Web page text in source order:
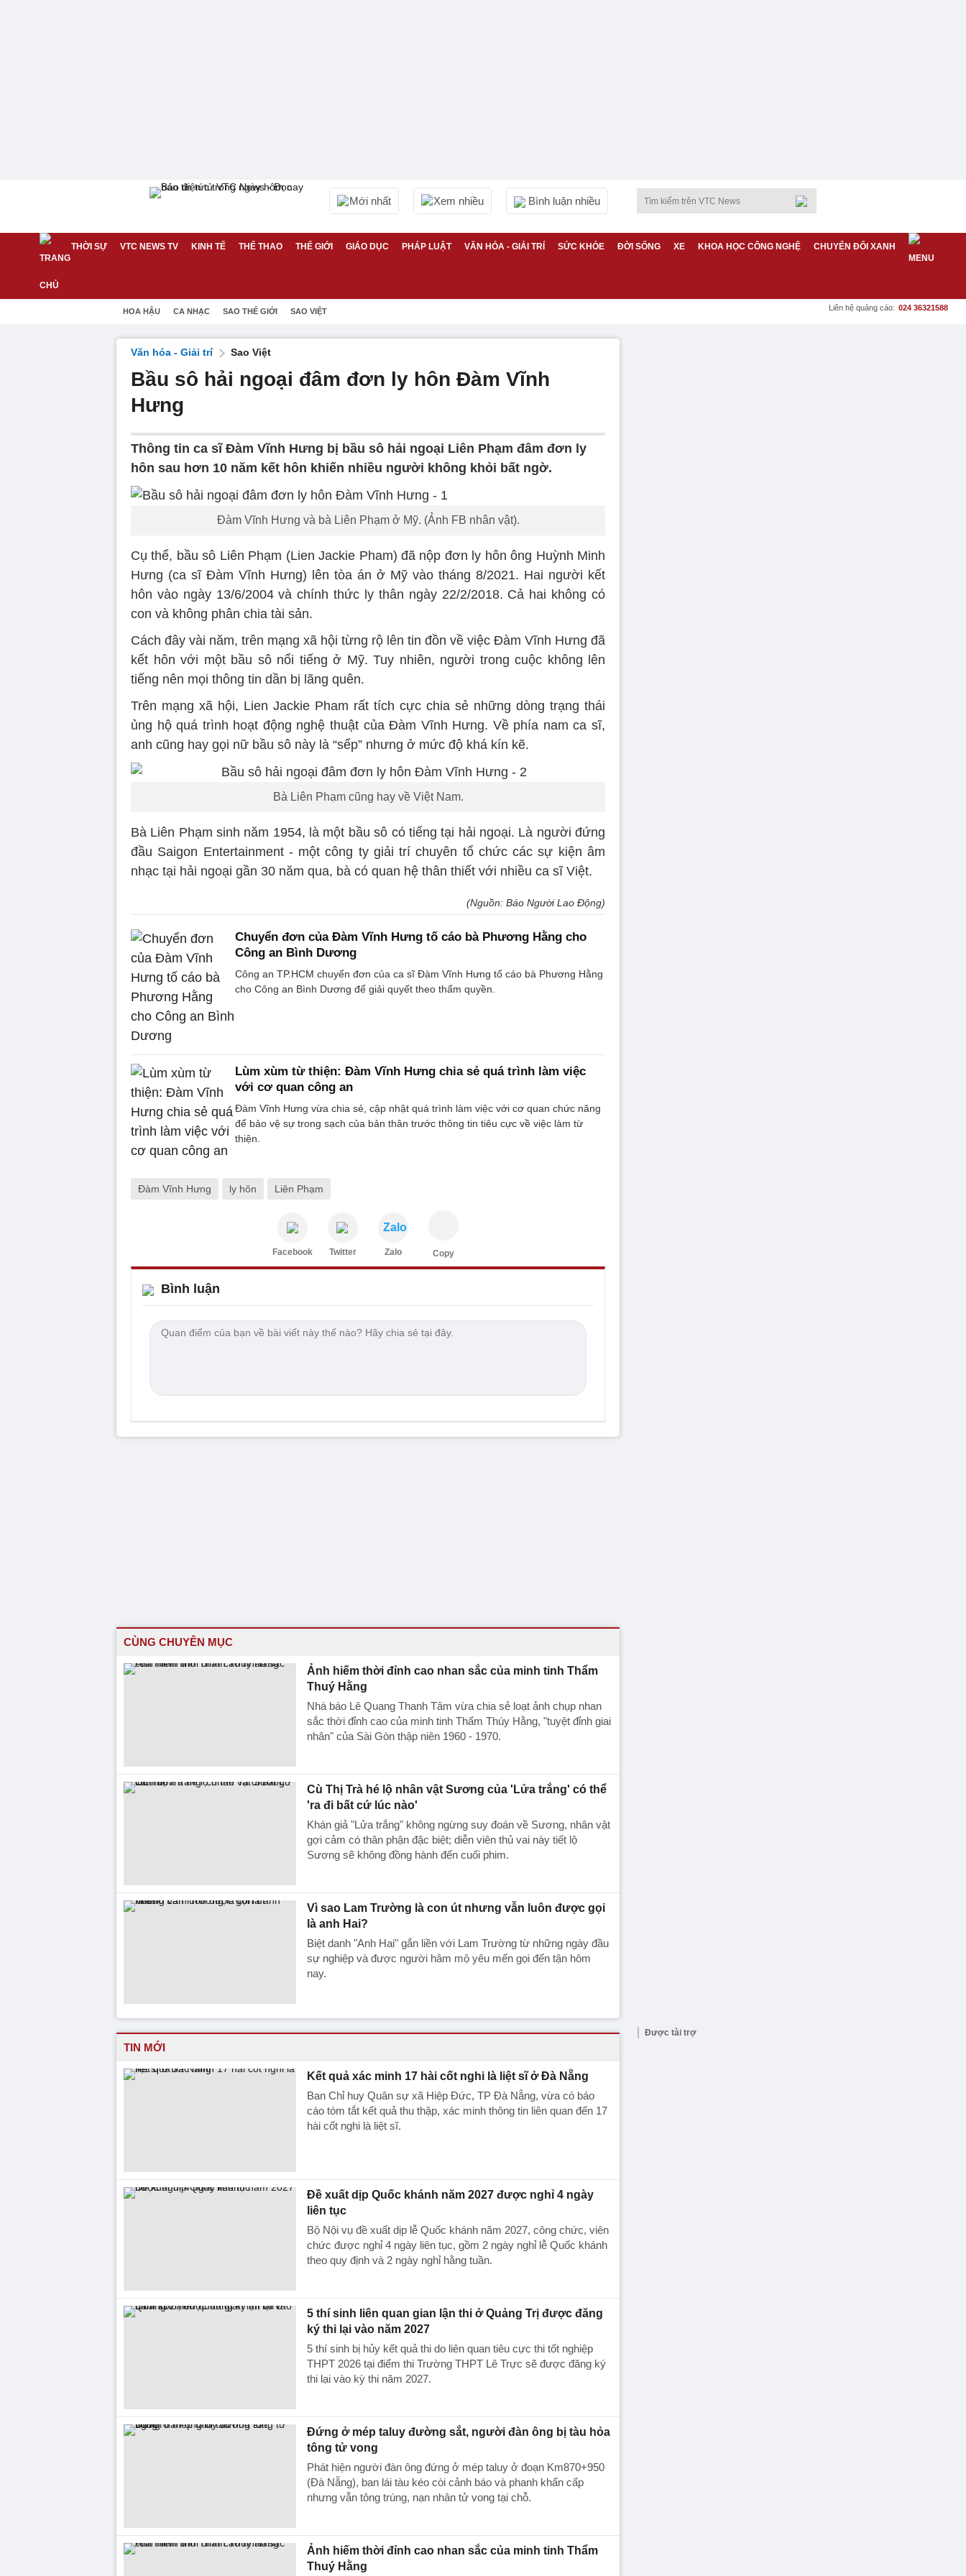
Mới nhất Xem nhiều Bình luận nhiều
THỜI SỰ VTC NEWS TV KINH TẾ THỂ THAO THẾ GIỚI GIÁO DỤC PHÁP LUẬT VĂN HÓA - GIẢI TRÍ SỨC KHỎE ĐỜI SỐNG XE KHOA HỌC CÔNG NGHỆ CHUYỂN ĐỔI XANH
HOA HẬU CA NHẠC SAO THẾ GIỚI SAO VIỆT Liên hệ quảng cáo: 024 36321588
Văn hóa - Giải trí Sao Việt
Bầu sô hải ngoại đâm đơn ly hôn Đàm Vĩnh
Hưng
Thông tin ca sĩ Đàm Vĩnh Hưng bị bầu sô hải ngoại Liên Phạm đâm đơn ly
hôn sau hơn 10 năm kết hôn khiến nhiều người không khỏi bất ngờ.
Đàm Vĩnh Hưng và bà Liên Phạm ở Mỹ. (Ảnh FB nhân vật).
Cụ thể, bầu sô Liên Phạm (Lien Jackie Pham) đã nộp đơn ly hôn ông Huỳnh Minh
Hưng (ca sĩ Đàm Vĩnh Hưng) lên tòa án ở Mỹ vào tháng 8/2021. Hai người kết
hôn vào ngày 13/6/2004 và chính thức ly thân ngày 22/2/2018. Cả hai không có
con và không phân chia tài sản.
Cách đây vài năm, trên mạng xã hội từng rộ lên tin đồn về việc Đàm Vĩnh Hưng đã
kết hôn với một bầu sô nổi tiếng ở Mỹ. Tuy nhiên, người trong cuộc không lên
tiếng nên mọi thông tin dần bị lãng quên.
Trên mạng xã hội, Lien Jackie Pham rất tích cực chia sẻ những dòng trạng thái
ủng hộ quá trình hoạt động nghệ thuật của Đàm Vĩnh Hưng. Về phía nam ca sĩ,
anh cũng hay gọi nữ bầu sô này là “sếp” nhưng ở mức độ khá kín kẽ.
Bà Liên Phạm cũng hay về Việt Nam.
Bà Liên Phạm sinh năm 1954, là một bầu sô có tiếng tại hải ngoại. Là người đứng
đầu Saigon Entertainment - một công ty giải trí chuyên tổ chức các sự kiện âm
nhạc tại hải ngoại gần 30 năm qua, bà có quan hệ thân thiết với nhiều ca sĩ Việt.
(Nguồn: Báo Người Lao Động)
Chuyển đơn của Đàm Vĩnh Hưng tố cáo bà Phương Hằng cho
Công an Bình Dương
Công an TP.HCM chuyển đơn của ca sĩ Đàm Vĩnh Hưng tố cáo bà Phương Hằng
cho Công an Bình Dương để giải quyết theo thẩm quyền.
Lùm xùm từ thiện: Đàm Vĩnh Hưng chia sẻ quá trình làm việc
với cơ quan công an
Đàm Vĩnh Hưng vừa chia sẻ, cập nhật quá trình làm việc với cơ quan chức năng
để bảo vệ sự trong sạch của bản thân trước thông tin tiêu cực về việc làm từ
thiện.
Đàm Vĩnh Hưng ly hôn Liên Phạm
Facebook Twitter
Zalo
Zalo Copy
Bình luận
CÙNG CHUYÊN MỤC
Ảnh hiếm thời đỉnh cao nhan sắc của minh tinh Thẩm
Thuý Hằng
Nhà báo Lê Quang Thanh Tâm vừa chia sẻ loạt ảnh chụp nhan
sắc thời đỉnh cao của minh tinh Thẩm Thúy Hằng, "tuyệt đỉnh giai
nhân" của Sài Gòn thập niên 1960 - 1970.
Cù Thị Trà hé lộ nhân vật Sương của 'Lửa trắng' có thể
'ra đi bất cứ lúc nào'
Khán giả "Lửa trắng" không ngừng suy đoán về Sương, nhân vật
gợi cảm có thân phận đặc biệt; diễn viên thủ vai này tiết lộ
Sương sẽ không đồng hành đến cuối phim.
Vì sao Lam Trường là con út nhưng vẫn luôn được gọi
là anh Hai?
Biệt danh "Anh Hai" gắn liền với Lam Trường từ những ngày đầu
sự nghiệp và được người hâm mộ yêu mến gọi đến tận hôm
nay.
TIN MỚI
Kết quả xác minh 17 hài cốt nghi là liệt sĩ ở Đà Nẵng
Ban Chỉ huy Quân sự xã Hiệp Đức, TP Đà Nẵng, vừa có báo
cáo tóm tắt kết quả thu thập, xác minh thông tin liên quan đến 17
hài cốt nghi là liệt sĩ.
Đề xuất dịp Quốc khánh năm 2027 được nghỉ 4 ngày
liên tục
Bộ Nội vụ đề xuất dịp lễ Quốc khánh năm 2027, công chức, viên
chức được nghỉ 4 ngày liên tục, gồm 2 ngày nghỉ lễ Quốc khánh
theo quy định và 2 ngày nghỉ hằng tuần.
5 thí sinh liên quan gian lận thi ở Quảng Trị được đăng
ký thi lại vào năm 2027
5 thí sinh bị hủy kết quả thi do liên quan tiêu cực thi tốt nghiệp
THPT 2026 tại điểm thi Trường THPT Lê Trực sẽ được đăng ký
thi lại vào kỳ thi năm 2027.
Đứng ở mép taluy đường sắt, người đàn ông bị tàu hỏa
tông tử vong
Phát hiện người đàn ông đứng ở mép taluy ở đoạn Km870+950
(Đà Nẵng), ban lái tàu kéo còi cảnh báo và phanh khẩn cấp
nhưng vẫn tông trúng, nạn nhân tử vong tại chỗ.
Ảnh hiếm thời đỉnh cao nhan sắc của minh tinh Thẩm
Thuý Hằng
Được tài trợ